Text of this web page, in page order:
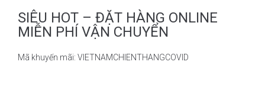
SIÊU HOT – ĐẶT HÀNG ONLINE
MIỄN PHÍ VẬN CHUYỂN
Mã khuyến mãi: VIETNAMCHIENTHANGCOVID